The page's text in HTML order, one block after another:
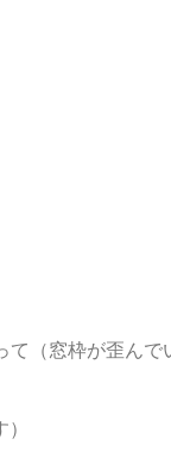
て（窓枠が歪んで